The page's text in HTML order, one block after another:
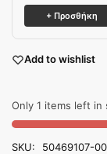
+ Προσθήκη
Add to wishlist
Only 1 items left in
SKU:
50469107-